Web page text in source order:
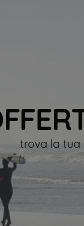
trova la tua